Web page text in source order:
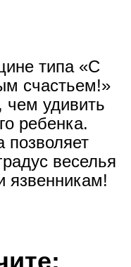
типа «С
счастьем!»
чем удивить
ребенка.
позволяет
веселья
язвенникам!